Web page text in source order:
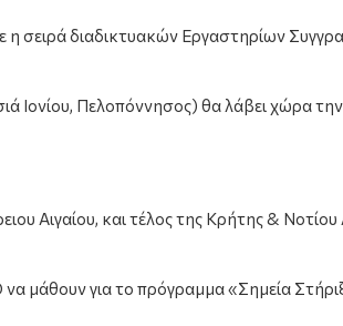
η σειρά διαδικτυακών Εργαστηρίων
Ιονίου, Πελοπόννησος) θα λάβει χώρα την
Αιγαίου, και τέλος της Κρήτης & Νοτίου
μάθουν για το πρόγραμμα «Σημεία